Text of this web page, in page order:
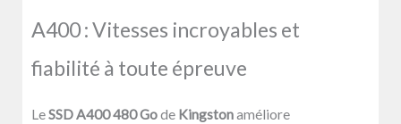
A400 : Vitesses incroyables et
fiabilité à toute épreuve
LeSSD A400 480 Gode Kingstonaméliore